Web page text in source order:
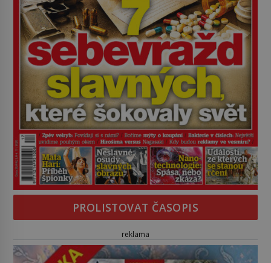
PROLISTOVAT ČASOPIS
reklama